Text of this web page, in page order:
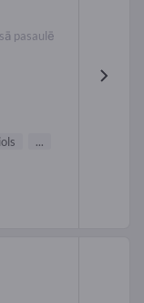
pasaulē
...